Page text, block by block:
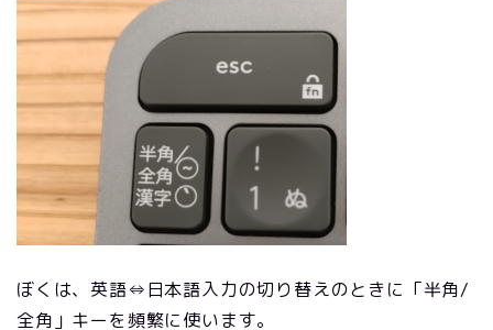
ぼくは、英語⇔日本語入力の切り替えのときに「半角/
全角」キーを頻繁に使います。